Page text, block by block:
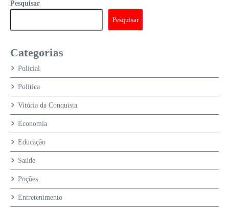
Pesquisar
Pesquisar
Categorias
Policial
Política
Vitória da Conquista
Economia
Educação
Saúde
Poções
Entretenimento